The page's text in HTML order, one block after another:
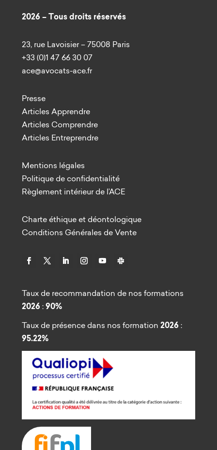
2026 – Tous droits réservés
23, rue Lavoisier – 75008 Paris
+33 (0)1 47 66 30 07
ace@avocats-ace.fr
Presse
Articles Apprendre
Articles Comprendre
Articles Entreprendre
Mentions légales
Politique de confidentialité
Règlement intérieur de l’ACE
Charte éthique et déontologique
Conditions Générales de Vente
Taux de recommandation de nos formations
2026 :90%
Taux de présence dans nos formation 2026 :
95.22%